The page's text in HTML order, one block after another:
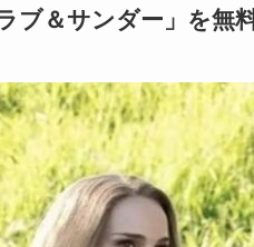
ラブ＆サンダー」を